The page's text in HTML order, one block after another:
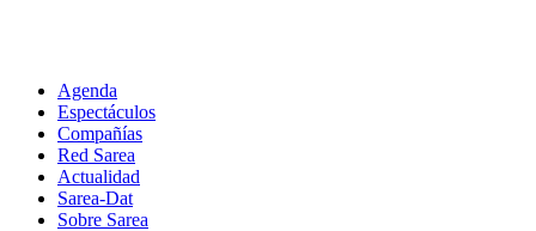
Agenda
Espectáculos
Compañías
Red Sarea
Actualidad
Sarea-Dat
Sobre Sarea